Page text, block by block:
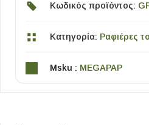
Κωδικός προϊόντος:
Κατηγορία: Ραφιέρες
Msku : MEGAPAP